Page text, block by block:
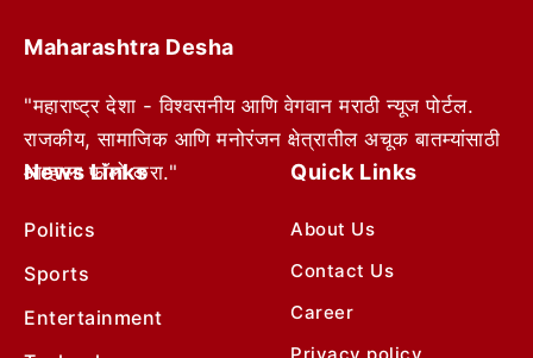
Maharashtra Desha
"महाराष्ट्र देशा - विश्वसनीय आणि वेगवान मराठी न्यूज पोर्टल.
राजकीय, सामाजिक आणि मनोरंजन क्षेत्रातील अचूक बातम्यांसाठी
आम्हाला फॉलो करा."
News Links
Politics
Sports
Entertainment
Quick Links
About Us
Contact Us
Career